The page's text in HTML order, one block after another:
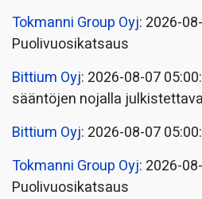
Tokmanni Group Oyj: 2026-
Puolivuosikatsaus
Bittium Oyj: 2026-08-07
sääntöjen nojalla
Bittium Oyj: 2026-08-07
Tokmanni Group Oyj: 2026-
Puolivuosikatsaus